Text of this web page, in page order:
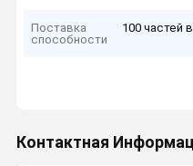
Поставка
способности
100 частей
Контактная